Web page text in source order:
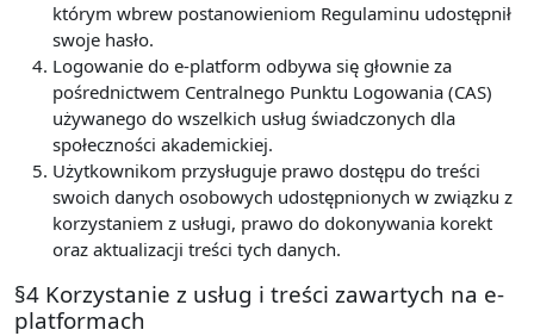
którym wbrew postanowieniom Regulaminu udostępnił
swoje hasło.
Logowanie do e-platform odbywa się głownie za
pośrednictwem Centralnego Punktu Logowania (CAS)
używanego do wszelkich usług świadczonych dla
społeczności akademickiej.
Użytkownikom przysługuje prawo dostępu do treści
swoich danych osobowych udostępnionych w związku z
korzystaniem z usługi, prawo do dokonywania korekt
oraz aktualizacji treści tych danych.
§4 Korzystanie z usług i treści zawartych na e-
platformach